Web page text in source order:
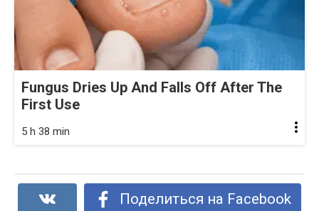
Fungus Dries Up And Falls Off After The
First Use
5 h 38 min
Поделиться на Facebook